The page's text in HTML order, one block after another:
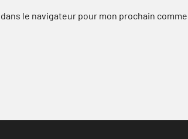
le navigateur pour mon prochain